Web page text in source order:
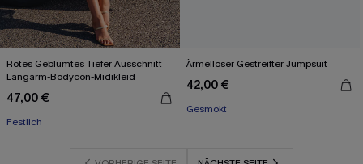
Rotes Geblümtes Tiefer Ausschnitt
Langarm-Bodycon-Midikleid
47,00 €
Festlich
Ärmelloser Gestreifter Jumpsuit
42,00 €
Gesmokt